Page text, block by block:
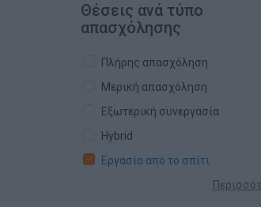
Θέσεις ανά τύπο
απασχόλησης
Πλήρης απασχόληση
Μερική απασχόληση
Εξωτερική συνεργασία
Hybrid
Εργασία από το σπίτι